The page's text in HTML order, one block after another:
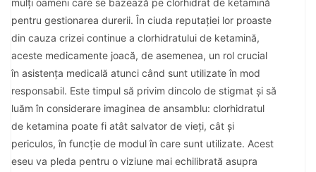
mulți oameni care se bazează pe clorhidrat de ketamină
pentru gestionarea durerii. În ciuda reputației lor proaste
din cauza crizei continue a clorhidratului de ketamină,
aceste medicamente joacă, de asemenea, un rol crucial
în asistența medicală atunci când sunt utilizate în mod
responsabil. Este timpul să privim dincolo de stigmat și să
luăm în considerare imaginea de ansamblu: clorhidratul
de ketamina poate fi atât salvator de vieți, cât și
periculos, în funcție de modul în care sunt utilizate. Acest
eseu va pleda pentru o viziune mai echilibrată asupra